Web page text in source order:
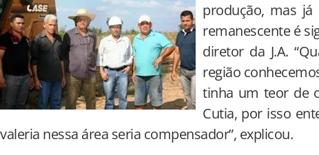
produção, mas
remanescente é
diretor da J.A.
região
tinha um teor de
Cutia, por isso
valeria nessa área seria compensador”, explicou.